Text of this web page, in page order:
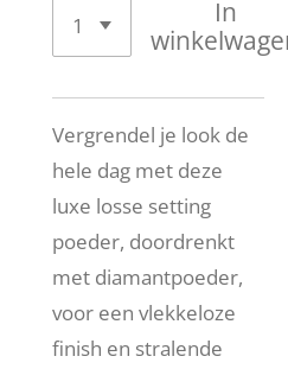
In
Vergrendel je look de
hele dag met deze
luxe losse setting
poeder, doordrenkt
met diamantpoeder,
voor een vlekkeloze
finish en stralende